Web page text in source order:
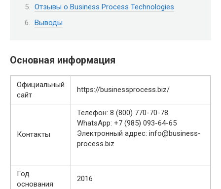
Отзывы о Business Process Technologies
Выводы
Основная информация
Официальный
сайт
https://businessprocess.biz/
Контакты
Телефон: 8 (800) 770-70-78
WhatsApp: +7 (985) 093-64-65
Электронный адрес: info@business-
process.biz
Год
основания
2016